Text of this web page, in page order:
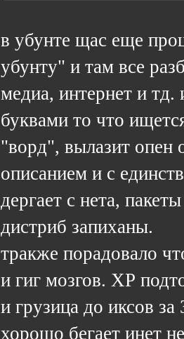
в убунте щас еще
убунту" и там все
медиа, интернет и тд.
буквами то что
"ворд", вылазит опен
описанием и с
дергает с нета,
дистриб запиханы.
тракже порадовало
и гиг мозгов. ХР
и грузица до иксов за
хорошо бегает инет